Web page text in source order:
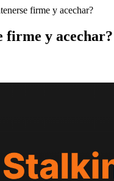
firme y acechar?
firme y acechar?